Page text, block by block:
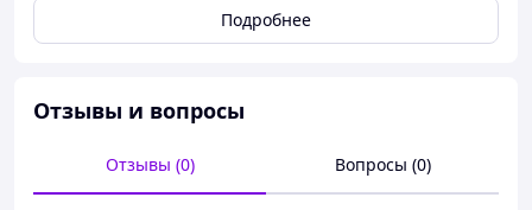
Совместимость: Xiaomi Redmi Note 13 Pro+ 5G
Тип аксесуара: Акумулятори (батареи)
Гарантия: 12 месяцев
Подробнее
Отзывы и вопросы
Отзывы (0) Вопросы (0)